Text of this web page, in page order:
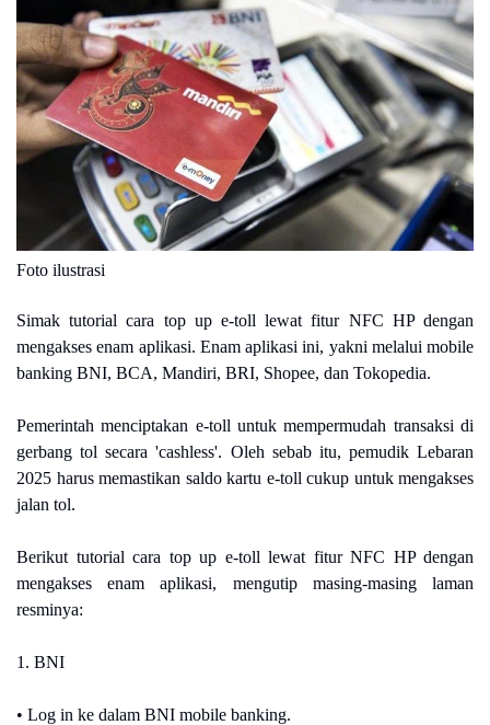
Foto ilustrasi
Simak tutorial cara top up e-toll lewat fitur NFC HP dengan
mengakses enam aplikasi. Enam aplikasi ini, yakni melalui mobile
banking BNI, BCA, Mandiri, BRI, Shopee, dan Tokopedia.
Pemerintah menciptakan e-toll untuk mempermudah transaksi di
gerbang tol secara 'cashless'. Oleh sebab itu, pemudik Lebaran
2025 harus memastikan saldo kartu e-toll cukup untuk mengakses
jalan tol.
Berikut tutorial cara top up e-toll lewat fitur NFC HP dengan
mengakses enam aplikasi, mengutip masing-masing laman
resminya:
1. BNI
• Log in ke dalam BNI mobile banking.